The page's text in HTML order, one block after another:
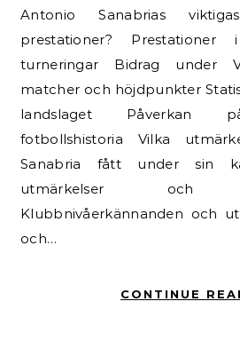
Antonio Sanabrias
prestationer?
turneringar Bidrag under
matcher och höjdpunkter
landslaget Påverkan
fotbollshistoria Vilka
Sanabria fått under sin
utmärkelser och
Klubbnivåerkännanden och
och…
CONTINUE